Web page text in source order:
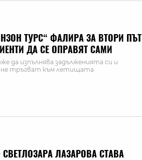
ТУРС“ ФАЛИРА ЗА ВТОРИ ПЪТ
ДА СЕ ОПРАВЯТ САМИ
да изпълнява задълженията си и
тръгват към летищата
СВЕТЛОЗАРА ЛАЗАРОВА СТАВА